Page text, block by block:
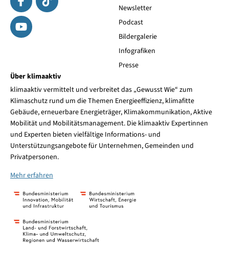
Newsletter
Podcast
Bildergalerie
Infografiken
Presse
Über klimaaktiv
klimaaktiv vermittelt und verbreitet das „Gewusst Wie“ zum
Klimaschutz rund um die Themen Energieeffizienz, klimafitte
Gebäude, erneuerbare Energieträger, Klimakommunikation, Aktive
Mobilität und Mobilitätsmanagement. Die klimaaktiv Expertinnen
und Experten bieten vielfältige Informations- und
Unterstützungsangebote für Unternehmen, Gemeinden und
Privatpersonen.
Mehr erfahren